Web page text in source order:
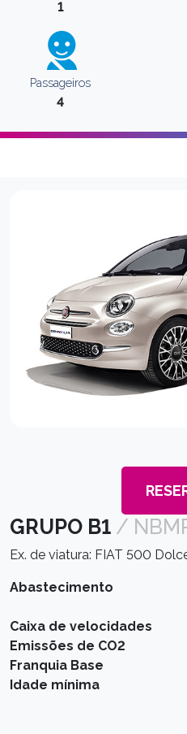
1
Passageiros
4
GRUPO B1 /
Ex. de viatura: FIAT 500
Abastecimento
Caixa de velocidades
Emissões de CO2
Franquia Base
Idade mínima